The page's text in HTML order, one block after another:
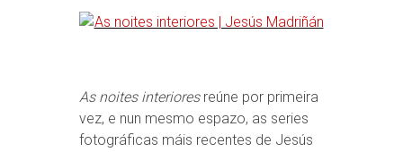
As noites interioresreúne por primeira
vez, e nun mesmo espazo, as series
fotográficas máis recentes de Jesús